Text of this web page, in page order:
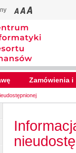
Zamówienia i